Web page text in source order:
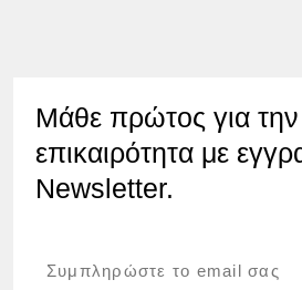
Μάθε πρώτος για την
επικαιρότητα με
Newsletter.